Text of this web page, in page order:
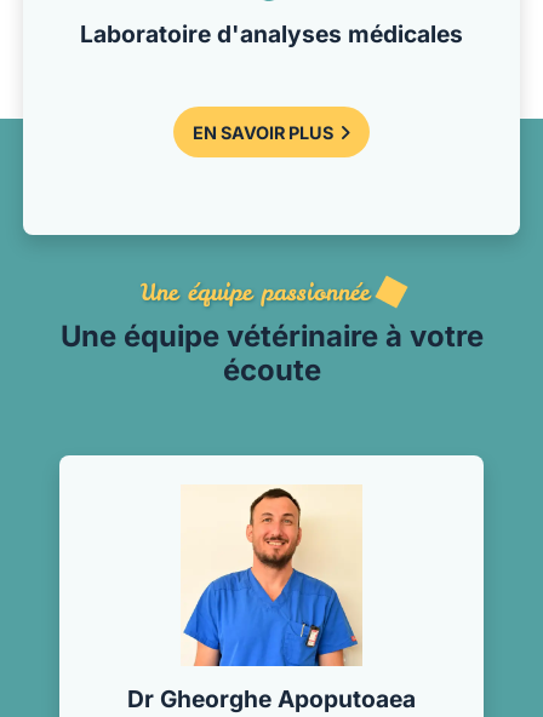
Laboratoire d'analyses médicales
EN SAVOIR PLUS
Une équipe passionnée
Une équipe vétérinaire à votre
écoute
Dr Gheorghe Apoputoaea